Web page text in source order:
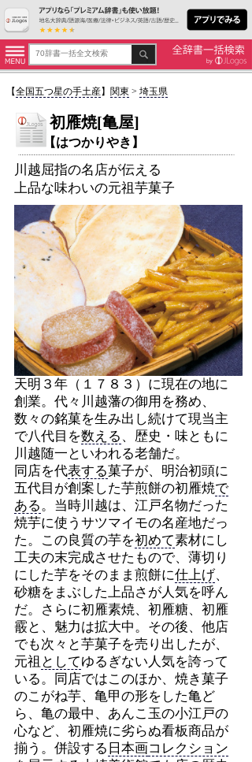
【全国五つ星の手土産】 関東 > 埼玉県
初雁焼[亀屋]
【はつかりやき】
川越屈指の名店が伝える
上品な味わいの元祖芋菓子
天明３年（１７８３）に現在の地に
創業。代々川越藩の御用を務め、
数々の銘菓を生み出し続けて現当主
で八代目を数える 、歴史・味ともに
川越随一といわれる老舗だ。
同店を代表する菓子が、明治初頭に
五代目が創案した芋煎餅の初雁焼で
ある。当時川越は、江戸名物だった
焼芋に使うサツマイモの名産地だっ
た。この良質の芋を初めて素材にし
工夫の末完成させたもので、薄切り
にした芋をそのまま煎餅に仕上げ、
砂糖をまぶした上品さが人気を呼ん
だ。さらに初雁素焼、初雁糖、初雁
霰と、魅力は拡大中。その後、他店
でも次々と芋菓子を売り出したが、
元祖 としてゆるぎない人気を誇って
いる。同店ではこのほか、焼き菓子
のこがね芋、亀甲の形をした亀ど
ら、亀の最中、あんこ玉の小江戸の
心など、初雁焼に劣らぬ看板商品が
揃う。併設する 日本画コレクション